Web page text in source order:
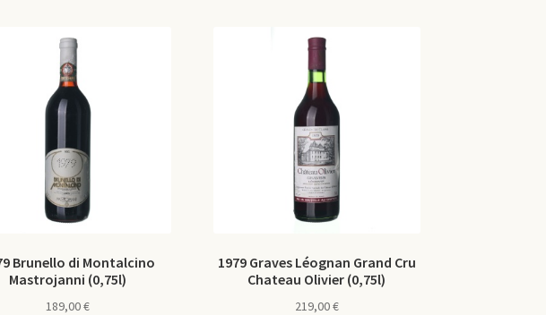
Brunello di Montalcino
Mastrojanni (0,75l)
189,00€
1979 Graves Léognan Grand Cru
Chateau Olivier (0,75l)
219,00€